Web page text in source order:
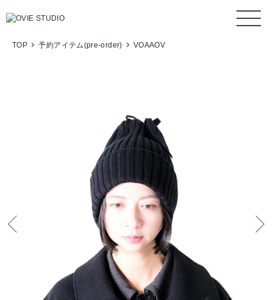
TOP 予約アイテム(pre-order) VOAAOV